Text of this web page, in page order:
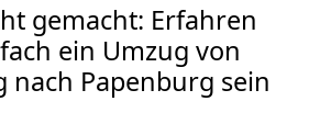
gemacht: Erfahren
ein Umzug von
nach Papenburg sein